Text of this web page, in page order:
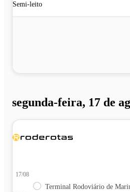
Semi-leito
segunda-feira, 17 de
17/08
Terminal Rodoviário de